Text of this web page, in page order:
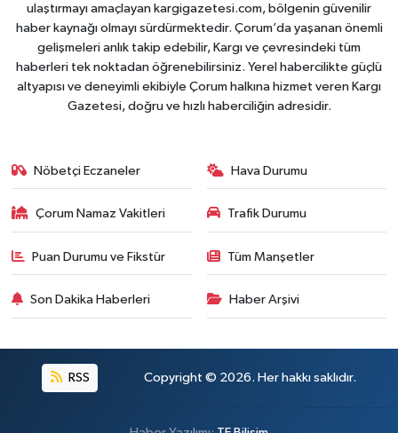
ulaştırmayı amaçlayan kargigazetesi.com, bölgenin güvenilir
haber kaynağı olmayı sürdürmektedir. Çorum’da yaşanan önemli
gelişmeleri anlık takip edebilir, Kargı ve çevresindeki tüm
haberleri tek noktadan öğrenebilirsiniz. Yerel habercilikte güçlü
altyapısı ve deneyimli ekibiyle Çorum halkına hizmet veren Kargı
Gazetesi, doğru ve hızlı haberciliğin adresidir.
Nöbetçi Eczaneler Hava Durumu
Çorum Namaz Vakitleri Trafik Durumu
Puan Durumu ve Fikstür Tüm Manşetler
Son Dakika Haberleri Haber Arşivi
RSS Copyright © 2026. Her hakkı saklıdır.